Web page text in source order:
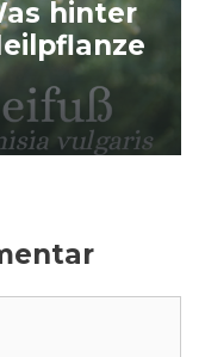
hinter